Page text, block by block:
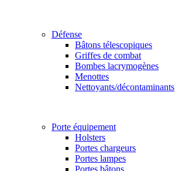
Défense
Bâtons télescopiques
Griffes de combat
Bombes lacrymogènes
Menottes
Nettoyants/décontaminants
Porte équipement
Holsters
Portes chargeurs
Portes lampes
Portes bâtons